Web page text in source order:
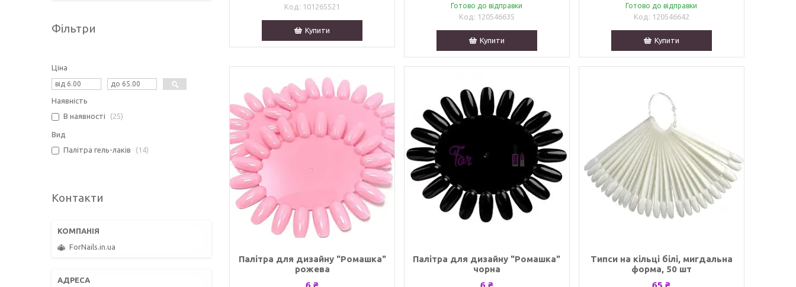
101265521
Купити
Готово до відправки
120546635
Купити
Готово до відправки
120546642
Купити
Палітра для дизайну "Ромашка"
рожева
Палітра для дизайну "Ромашка"
чорна
Типси на кільці білі, мигдальна
форма, 50 шт
Фільтри
Ціна
Наявність
В наявності
25
Вид
Палітра гель-лаків
14
Контакти
ForNails.in.ua